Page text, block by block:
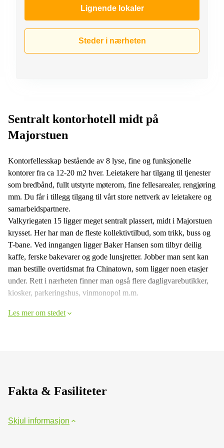
Lignende lokaler
Steder i nærheten
Sentralt kontorhotell midt på
Majorstuen
Kontorfellesskap bestående av 8 lyse, fine og funksjonelle
kontorer fra ca 12-20 m2 hver. Leietakere har tilgang til tjenester
som bredbånd, fullt utstyrte møterom, fine fellesarealer, rengjøring
mm. Du får i tillegg tilgang til vårt store nettverk av leietakere og
samarbeidspartnere.
Valkyriegaten 15 ligger meget sentralt plassert, midt i Majorstuen
krysset. Her har man de fleste kollektivtilbud, som trikk, buss og
T-bane. Ved inngangen ligger Baker Hansen som tilbyr deilig
kaffe, ferske bakevarer og gode lunsjretter. Jobber man sent kan
man bestille overtidsmat fra Chinatown, som ligger noen etasjer
under. Rett i nærheten finner man også flere dagligvarebutikker,
kiosker, parkeringshus, vinmonopol m.m.
Les mer om stedet
Fakta & Fasiliteter
Skjul informasjon